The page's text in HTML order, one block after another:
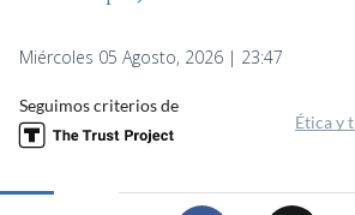
Miércoles 05 Agosto, 2026 | 23:47
Seguimos criterios de
Ética y